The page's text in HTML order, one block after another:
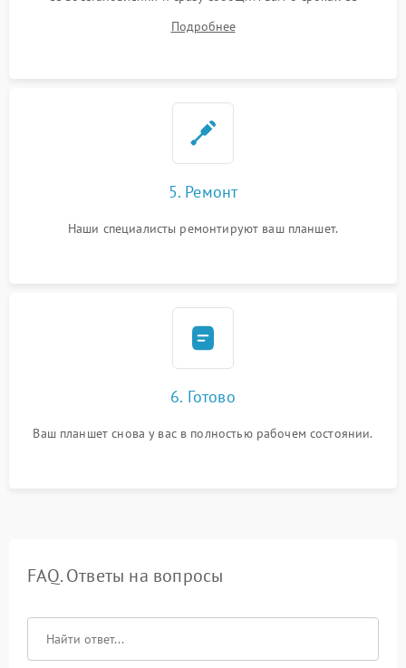
Подробнее
5. Ремонт
Наши специалисты ремонтируют ваш планшет.
6. Готово
Ваш планшет снова у вас в полностью рабочем состоянии.
FAQ. Ответы на вопросы